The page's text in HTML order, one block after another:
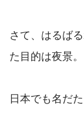
さて、はるば
た目的は夜景。
日本でも名だ